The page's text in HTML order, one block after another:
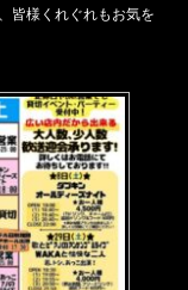
皆様くれぐれもお気を